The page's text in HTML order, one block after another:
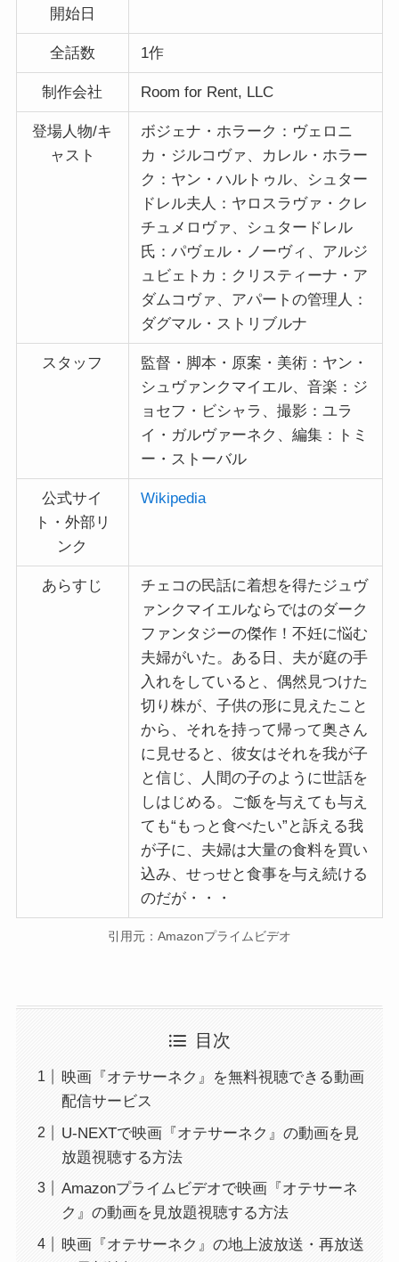
開始日
全話数 1作
制作会社 Room for Rent, LLC
登場人物/キ
ャスト
ボジェナ・ホラーク：ヴェロニ
カ・ジルコヴァ、カレル・ホラー
ク：ヤン・ハルトゥル、シュター
ドレル夫人：ヤロスラヴァ・クレ
チュメロヴァ、シュタードレル
氏：パヴェル・ノーヴィ、アルジ
ュビェトカ：クリスティーナ・ア
ダムコヴァ、アパートの管理人：
ダグマル・ストリブルナ
スタッフ
監督・脚本・原案・美術：ヤン・
シュヴァンクマイエル、音楽：ジ
ョセフ・ビシャラ、撮影：ユラ
イ・ガルヴァーネク、編集：トミ
ー・ストーバル
公式サイ
ト・外部リ
ンク
Wikipedia
あらすじ
チェコの民話に着想を得たジュヴ
ァンクマイエルならではのダーク
ファンタジーの傑作！不妊に悩む
夫婦がいた。ある日、夫が庭の手
入れをしていると、偶然見つけた
切り株が、子供の形に見えたこと
から、それを持って帰って奥さん
に見せると、彼女はそれを我が子
と信じ、人間の子のように世話を
しはじめる。ご飯を与えても与え
ても“もっと食べたい”と訴える我
が子に、夫婦は大量の食料を買い
込み、せっせと食事を与え続ける
のだが・・・
引用元：Amazonプライムビデオ
目次
映画『オテサーネク』を無料視聴できる動画
配信サービス
U-NEXTで映画『オテサーネク』の動画を見
放題視聴する方法
Amazonプライムビデオで映画『オテサーネ
ク』の動画を見放題視聴する方法
映画『オテサーネク』の地上波放送・再放送